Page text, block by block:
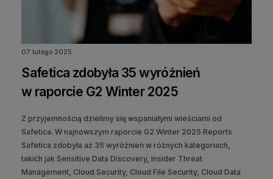
07 lutego 2025
Safetica zdobyła 35 wyróżnień
w raporcie G2 Winter 2025
Z przyjemnością dzielimy się wspaniałymi wieściami od
Safetica. W najnowszym raporcie G2 Winter 2025 Reports
Safetica zdobyła aż 35 wyróżnień w różnych kategoriach,
takich jak Sensitive Data Discovery, Insider Threat
Management, Cloud Security, Cloud File Security, Cloud Data